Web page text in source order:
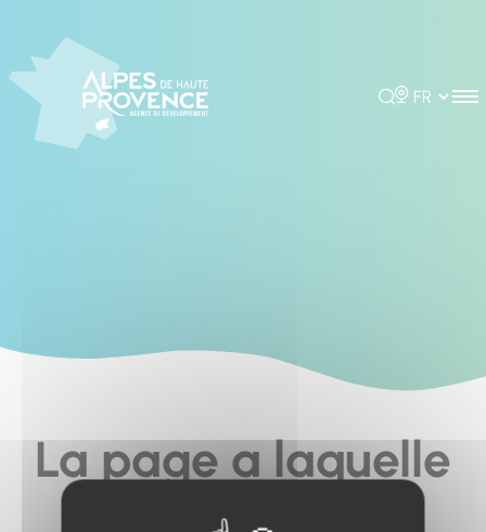
Rechercher
Choisir la
La page a laquelle
vous cherchez à